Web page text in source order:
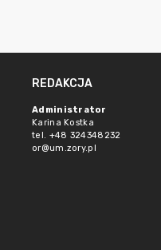
REDAKCJA
Administrator
Karina Kostka
tel. +48 324348232
or@um.zory.pl